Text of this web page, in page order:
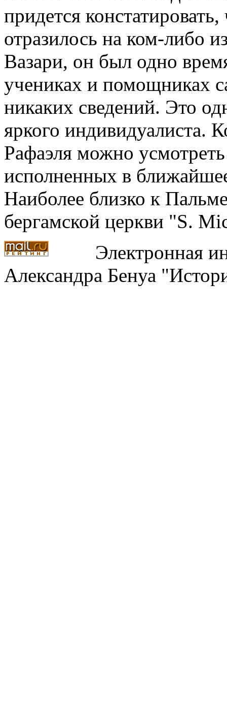
придется
отразилось на ком-либо
Вазари, он был одно
учениках и помощниках
никаких сведений. Это
яркого индивидуалиста.
Рафаэля можно
исполненных в
Наиболее близко к
бергамской церкви "S.
Электронная
Александра Бенуа